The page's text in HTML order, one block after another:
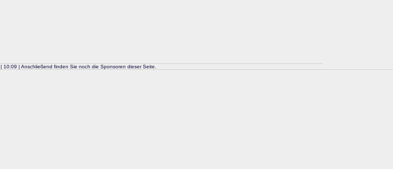
| 10:09 | Anschließend finden Sie noch die Sponsoren dieser Seite.